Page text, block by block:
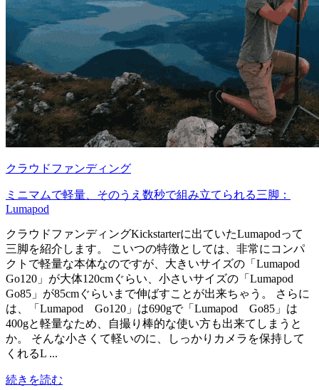
クラウドファンディング
ミニマムで軽量、そのうえ数秒で組み立てられる三脚：
Lumapod
クラウドファンディングKickstarterに出ていたLumapodって
三脚を紹介します。 こいつの特徴としては、非常にコンパ
クトで軽量な本体なのですが、大きいサイズの「Lumapod
Go120」が大体120cmぐらい、小さいサイズの「Lumapod
Go85」が85cmぐらいまで伸ばすことが出来ちゃう。 さらに
は、「Lumapod Go120」は690gで「Lumapod Go85」は
400gと軽量なため、自撮り棒的な使い方も出来てしまうと
か。 そんな小さくて軽いのに、しっかりカメラを保持して
くれるL ...
続きを読む